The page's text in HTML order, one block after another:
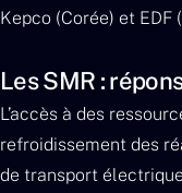
Kepco (Corée) et EDF
Les SMR :
L’accès à des
refroidissement des
de transport